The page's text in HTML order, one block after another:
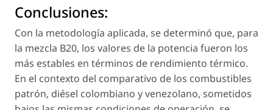
Conclusiones:
Con la metodología aplicada, se determinó que, para
la mezcla B20, los valores de la potencia fueron los
más estables en términos de rendimiento térmico.
En el contexto del comparativo de los combustibles
patrón, diésel colombiano y venezolano, sometidos